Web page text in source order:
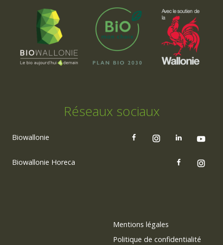
Réseaux sociaux
Biowallonie
Biowallonie Horeca
Mentions légales
Politique de confidentialité